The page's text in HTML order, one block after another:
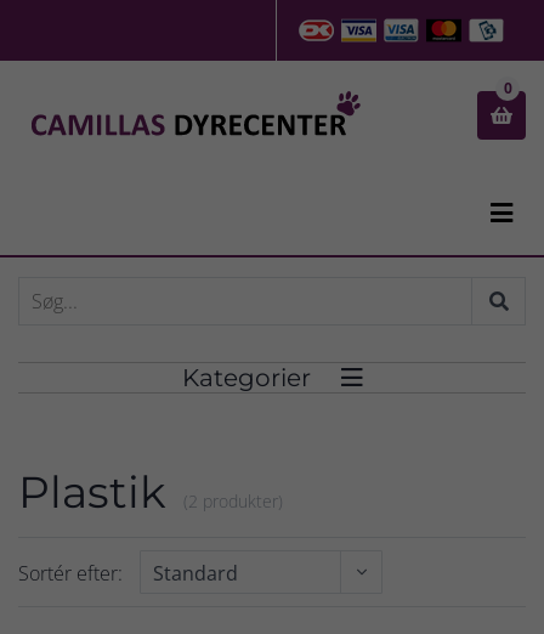

0

Kategorier 
Plastik (2 produkter)
Sortér efter: